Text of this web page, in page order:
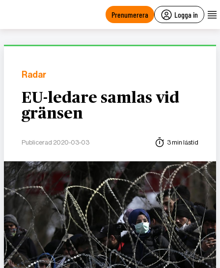
Prenumerera Logga in
Radar
EU-ledare samlas vid
gränsen
Publicerad 2020-03-03 3 min lästid